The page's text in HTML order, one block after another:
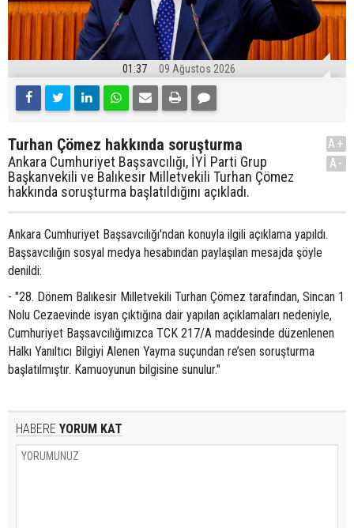
01:37 09 Ağustos 2026
Turhan Çömez hakkında soruşturma
Ankara Cumhuriyet Başsavcılığı, İYİ Parti Grup
Başkanvekili ve Balıkesir Milletvekili Turhan Çömez
hakkında soruşturma başlatıldığını açıkladı.
A+
A-
Ankara Cumhuriyet Başsavcılığı'ndan konuyla ilgili açıklama yapıldı.
Başsavcılığın sosyal medya hesabından paylaşılan mesajda şöyle
denildi:
- "28. Dönem Balıkesir Milletvekili Turhan Çömez tarafından, Sincan 1
Nolu Cezaevinde isyan çıktığına dair yapılan açıklamaları nedeniyle,
Cumhuriyet Başsavcılığımızca TCK 217/A maddesinde düzenlenen
Halkı Yanıltıcı Bilgiyi Alenen Yayma suçundan re’sen soruşturma
başlatılmıştır. Kamuoyunun bilgisine sunulur."
HABERE YORUM KAT